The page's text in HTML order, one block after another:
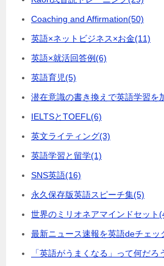
Coaching and Affirmation(50)
英語×ネットビジネス×お金(11)
英語×就活回答例(6)
英語育児(5)
潜在意識の書き換えで英語学習を
IELTSとTOEFL (6)
英文ライティング(3)
英語学習と留学(1)
SNS英語(16)
永久保存版英語スピーチ集(5)
世界のミリオネアマインドセット
最新ニュース速報を英語deチェッ
「英語がうまくなる」って何だろ